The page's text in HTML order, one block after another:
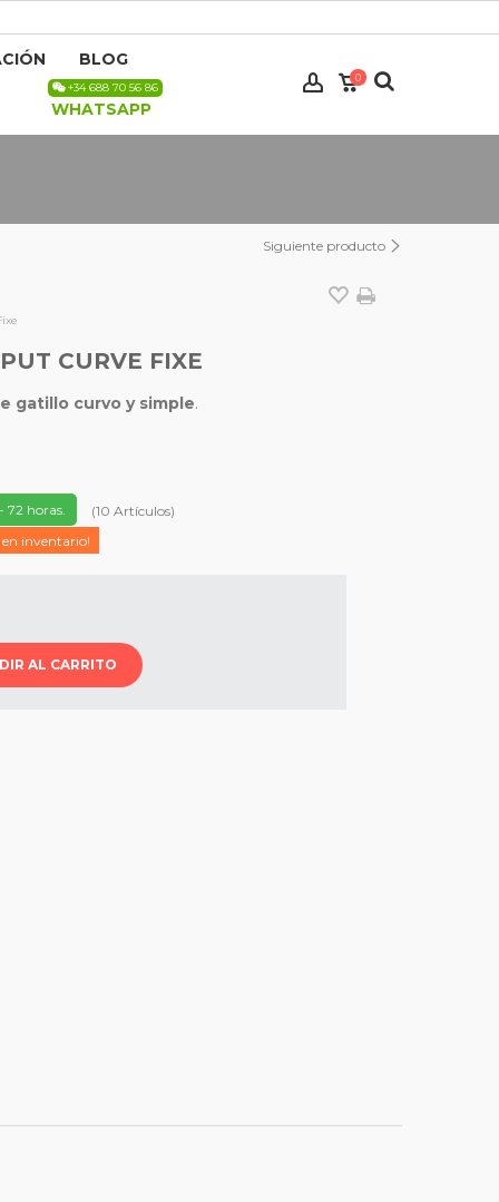
BLOG
WHATSAPP
+34 688 70 56 86
0
Siguiente producto
CURVE FIXE
gatillo curvo y simple.
72 horas. (10 Artículos)
inventario!
AL CARRITO